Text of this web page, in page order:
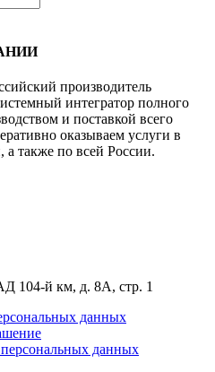
производитель
интегратор полного
и поставкой всего
оказываем услуги в
также по всей России.
104-й км, д. 8А, стр. 1
данных
данных